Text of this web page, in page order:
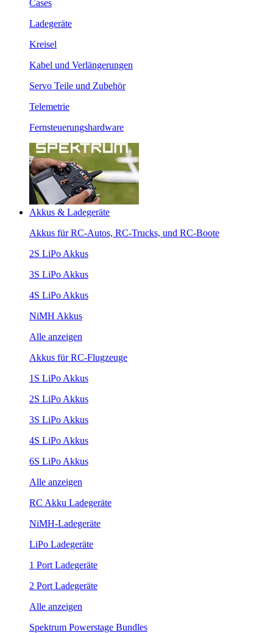
Cases
Ladegeräte
Kreisel
Kabel und Verlängerungen
Servo Teile und Zubehör
Telemetrie
Fernsteuerungshardware
Akkus & Ladegeräte
Akkus für RC-Autos, RC-Trucks, und RC-Boote
2S LiPo Akkus
3S LiPo Akkus
4S LiPo Akkus
NiMH Akkus
Alle anzeigen
Akkus für RC-Flugzeuge
1S LiPo Akkus
2S LiPo Akkus
3S LiPo Akkus
4S LiPo Akkus
6S LiPo Akkus
Alle anzeigen
RC Akku Ladegeräte
NiMH-Ladegeräte
LiPo Ladegeräte
1 Port Ladegeräte
2 Port Ladegeräte
Alle anzeigen
Spektrum Powerstage Bundles